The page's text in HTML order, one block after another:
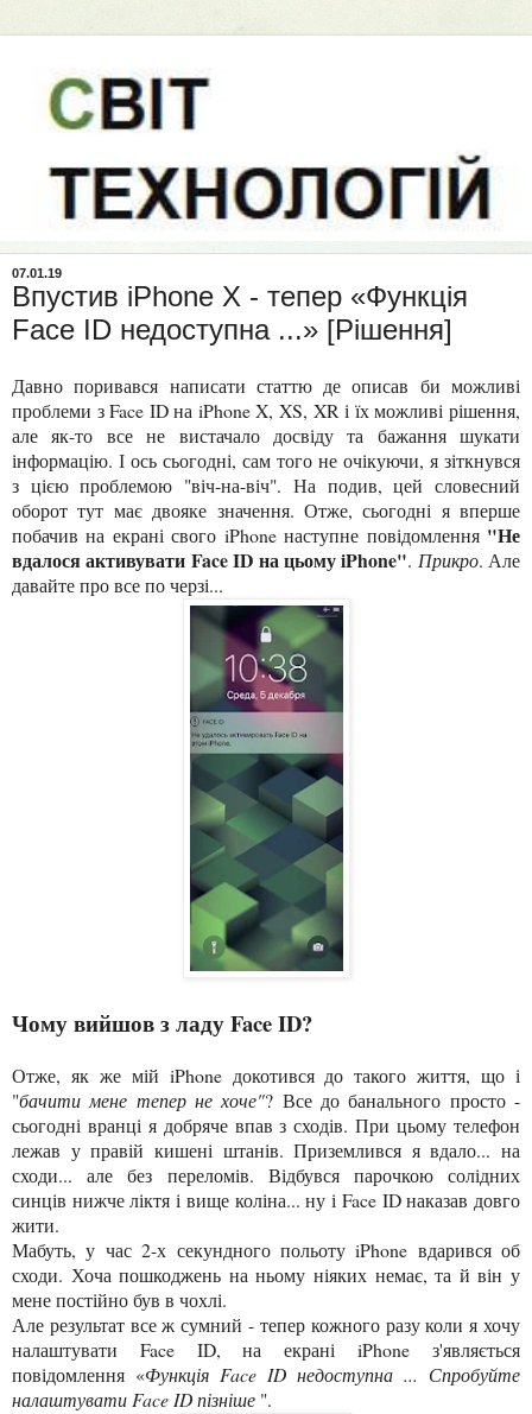
07.01.19
Впустив iPhone X - тепер «Функція
Face ID недоступна ...» [Рішення]
Давно поривався написати статтю де описав би можливі
проблеми з Face ID на iPhone X, XS, XR і їх можливі рішення,
але як-то все не вистачало досвіду та бажання шукати
інформацію. І ось сьогодні, сам того не очікуючи, я зіткнувся
з цією проблемою "віч-на-віч". На подив, цей словесний
оборот тут має двояке значення. Отже, сьогодні я вперше
побачив на екрані свого iPhone наступне повідомлення "Не
вдалося активувати Face ID на цьому iPhone". Прикро. Але
давайте про все по черзі...
Чому вийшов з ладу Face ID?
Отже, як же мій iPhone докотився до такого життя, що і
"бачити мене тепер не хоче"? Все до банального просто -
сьогодні вранці я добряче впав з сходів. При цьому телефон
лежав у правій кишені штанів. Приземлився я вдало... на
сходи... але без переломів. Відбувся парочкою солідних
синців нижче ліктя і вище коліна... ну і Face ID наказав довго
жити.
Мабуть, у час 2-х секундного польоту iPhone вдарився об
сходи. Хоча пошкоджень на ньому ніяких немає, та йвін у
мене постійно був в чохлі.
Але результат все ж сумний - тепер кожного разу коли я хочу
налаштувати Face ID, на екрані iPhone з'являється
повідомлення «Функція Face ID недоступна ... Спробуйте
налаштувати Face ID пізніше ".